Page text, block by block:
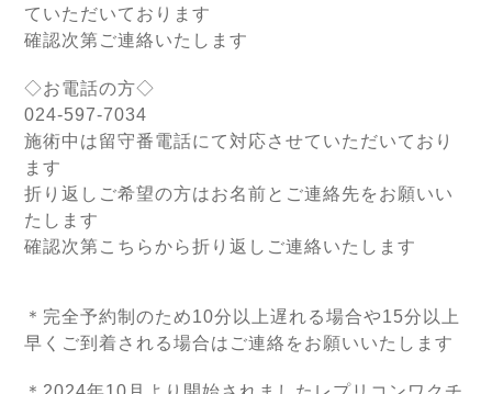
ていただいております
確認次第ご連絡いたします
◇お電話の方◇
024-597-7034
施術中は留守番電話にて対応させていただいており
ます
折り返しご希望の方はお名前とご連絡先をお願いい
たします
確認次第こちらから折り返しご連絡いたします
＊完全予約制のため10分以上遅れる場合や15分以上
早くご到着される場合はご連絡をお願いいたします